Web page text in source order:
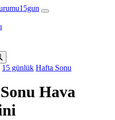
15 günlük Hafta Sonu
Hava